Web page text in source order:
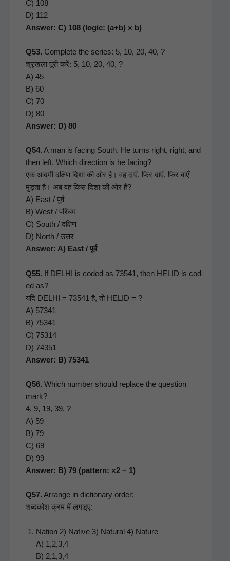
C) 108
D) 112
Answer: C) 108 (log­ic: (a+b) × b)
Q53. Com­plete the series: 5, 10, 20, 40, ?
श्रृंखला पूरी करें: 5, 10, 20, 40, ?
A) 45
B) 60
C) 70
D) 80
Answer: D) 80
Q54. A man is fac­ing South. He turns right, right, and
then left. Which direc­tion is he fac­ing?
एक आदमी दक्षिण दिशा की ओर है। वह दाएँ, फिर दाएँ, फिर बाएँ
मुड़ता है। अब वह किस दिशा की ओर है?
A) East / पूर्व
B) West / पश्चिम
C) South / दक्षिण
D) North / उत्तर
Answer: A) East / पूर्व
Q55. If DELHI is cod­ed as 73541, then HELID is cod­
ed as?
यदि DELHI = 73541 है, तो HELID = ?
A) 57341
B) 75341
C) 75314
D) 74351
Answer: B) 75341
Q56. Which num­ber should replace the ques­tion
mark?
4, 9, 19, 39, ?
A) 59
B) 79
C) 69
D) 99
Answer: B) 79 (pat­tern: ×2 − 1)
Q57. Arrange in dic­tio­nary order:
शब्दकोश क्रम में लगाइए:
Nation 2) Native 3) Nat­ur­al 4) Nature
A) 1,2,3,4
B) 2,1,3,4